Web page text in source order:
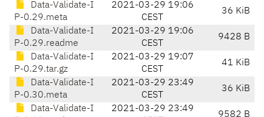
Data-Validate-I
P-0.29.meta
2021-03-29 19:06
CEST
36 KiB
Data-Validate-I
P-0.29.readme
2021-03-29 19:06
CEST
9428 B
Data-Validate-I
P-0.29.tar.gz
2021-03-29 19:07
CEST
41 KiB
Data-Validate-I
P-0.30.meta
2021-03-29 23:49
CEST
36 KiB
Data-Validate-I
2021-03-29 23:49
9582 B